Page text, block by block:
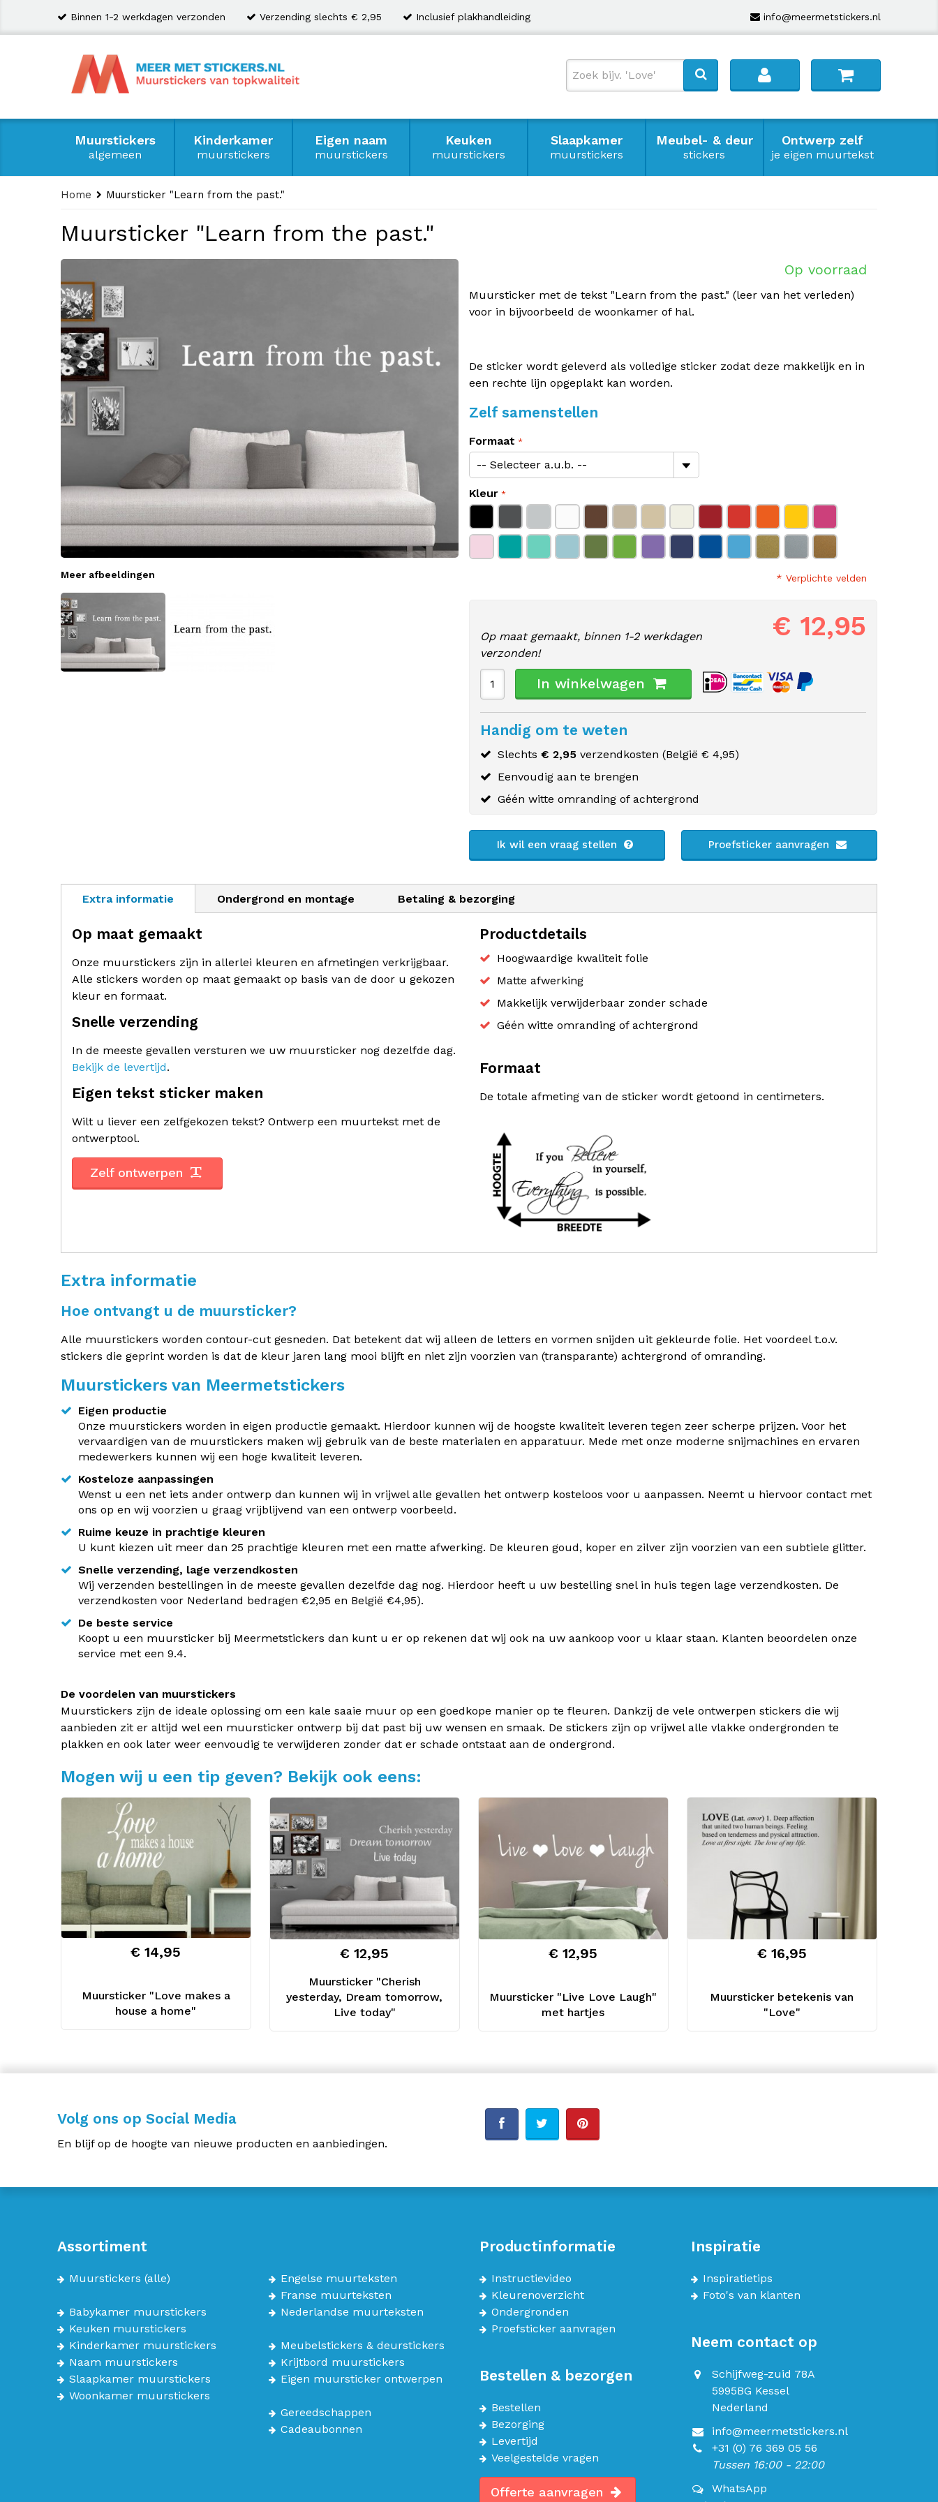
info@meermetstickers.nl
Binnen 1-2 werkdagen verzonden Verzending slechts € 2,95 Inclusief plakhandleiding
Muurstickers
algemeen
Kinderkamer
muurstickers
Eigen naam
muurstickers
Keuken
muurstickers
Slaapkamer
muurstickers
Meubel- & deur
stickers
Ontwerp zelf
je eigen muurtekst
Home Muursticker "Learn from the past."
Muursticker "Learn from the past."
Meer afbeeldingen
Op voorraad
Muursticker met de tekst "Learn from the past." (leer van het verleden)
voor in bijvoorbeeld de woonkamer of hal.
De sticker wordt geleverd als volledige sticker zodat deze makkelijk en in
een rechte lijn opgeplakt kan worden.
Zelf samenstellen
Formaat
Kleur
* Verplichte velden
€ 12,95
Op maat gemaakt, binnen 1-2 werkdagen
verzonden!
In winkelwagen
Handig om te weten
Slechts € 2,95 verzendkosten (België € 4,95)
Eenvoudig aan te brengen
Géén witte omranding of achtergrond
Ik wil een vraag stellen Proefsticker aanvragen
Extra informatie Ondergrond en montage Betaling & bezorging
Op maat gemaakt
Onze muurstickers zijn in allerlei kleuren en afmetingen verkrijgbaar.
Alle stickers worden op maat gemaakt op basis van de door u gekozen
kleur en formaat.
Snelle verzending
In de meeste gevallen versturen we uw muursticker nog dezelfde dag.
Bekijk de levertijd.
Eigen tekst sticker maken
Wilt u liever een zelfgekozen tekst? Ontwerp een muurtekst met de
ontwerptool.
Zelf ontwerpen
Productdetails
Hoogwaardige kwaliteit folie
Matte afwerking
Makkelijk verwijderbaar zonder schade
Géén witte omranding of achtergrond
Formaat
De totale afmeting van de sticker wordt getoond in centimeters.
Extra informatie
Hoe ontvangt u de muursticker?
Alle muurstickers worden contour-cut gesneden. Dat betekent dat wij alleen de letters en vormen snijden uit gekleurde folie. Het voordeel t.o.v.
stickers die geprint worden is dat de kleur jaren lang mooi blijft en niet zijn voorzien van (transparante) achtergrond of omranding.
Muurstickers van Meermetstickers
Eigen productie
Onze muurstickers worden in eigen productie gemaakt. Hierdoor kunnen wij de hoogste kwaliteit leveren tegen zeer scherpe prijzen. Voor het
vervaardigen van de muurstickers maken wij gebruik van de beste materialen en apparatuur. Mede met onze moderne snijmachines en ervaren
medewerkers kunnen wij een hoge kwaliteit leveren.
Kosteloze aanpassingen
Wenst u een net iets ander ontwerp dan kunnen wij in vrijwel alle gevallen het ontwerp kosteloos voor u aanpassen. Neemt u hiervoor contact met
ons op en wij voorzien u graag vrijblijvend van een ontwerp voorbeeld.
Ruime keuze in prachtige kleuren
U kunt kiezen uit meer dan 25 prachtige kleuren met een matte afwerking. De kleuren goud, koper en zilver zijn voorzien van een subtiele glitter.
Snelle verzending, lage verzendkosten
Wij verzenden bestellingen in de meeste gevallen dezelfde dag nog. Hierdoor heeft u uw bestelling snel in huis tegen lage verzendkosten. De
verzendkosten voor Nederland bedragen €2,95 en België €4,95).
De beste service
Koopt u een muursticker bij Meermetstickers dan kunt u er op rekenen dat wij ook na uw aankoop voor u klaar staan. Klanten beoordelen onze
service met een 9.4.
De voordelen van muurstickers
Muurstickers zijn de ideale oplossing om een kale saaie muur op een goedkope manier op te fleuren. Dankzij de vele ontwerpen stickers die wij
aanbieden zit er altijd wel een muursticker ontwerp bij dat past bij uw wensen en smaak. De stickers zijn op vrijwel alle vlakke ondergronden te
plakken en ook later weer eenvoudig te verwijderen zonder dat er schade ontstaat aan de ondergrond.
Mogen wij u een tip geven? Bekijk ook eens:
Muursticker "Love makes a
house a home"
€ 14,95
Muursticker "Cherish
yesterday, Dream tomorrow,
Live today"
€ 12,95
Muursticker "Live Love Laugh"
met hartjes
€ 12,95
Muursticker betekenis van
"Love"
€ 16,95
Volg ons op Social Media
En blijf op de hoogte van nieuwe producten en aanbiedingen.
Assortiment
Muurstickers (alle)
Babykamer muurstickers
Keuken muurstickers
Kinderkamer muurstickers
Naam muurstickers
Slaapkamer muurstickers
Woonkamer muurstickers
Engelse muurteksten
Franse muurteksten
Nederlandse muurteksten
Meubelstickers & deurstickers
Krijtbord muurstickers
Eigen muursticker ontwerpen
Gereedschappen
Cadeaubonnen
Productinformatie
Instructievideo
Kleurenoverzicht
Ondergronden
Proefsticker aanvragen
Bestellen & bezorgen
Bestellen
Bezorging
Levertijd
Veelgestelde vragen
Offerte aanvragen
Inspiratie
Inspiratietips
Foto's van klanten
Neem contact op
Schijfweg-zuid 78A
5995BG Kessel
Nederland
info@meermetstickers.nl
+31 (0) 76 369 05 56
Tussen 16:00 - 22:00
WhatsApp